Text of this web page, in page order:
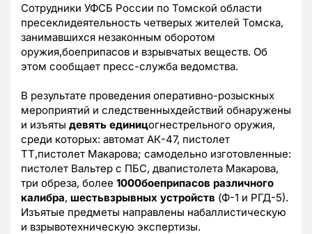
Сотрудники УФСБ России по Томской области
пресеклидеятельность четверых жителей Томска,
занимавшихся незаконным оборотом
оружия,боеприпасов и взрывчатых веществ. Об
этом сообщает пресс-служба ведомства.
В результате проведения оперативно-розыскных
мероприятий и следственныхдействий обнаружены
и изъяты девять единицогнестрельного оружия,
среди которых: автомат АК-47, пистолет
ТТ,пистолет Макарова; самодельно изготовленные:
пистолет Вальтер с ПБС, двапистолета Макарова,
три обреза, более 1000боеприпасов различного
калибра, шестьвзрывных устройств (Ф-1 и РГД-5).
Изъятые предметы направлены набаллистическую
и взрывотехническую экспертизы.